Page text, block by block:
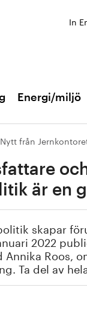
In
Energi/miljö
Nytt från
är en
skapar
2022
Annika Roos,
Ta del av